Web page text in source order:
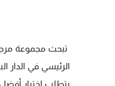
تبحث مجموعة
الرئيسي في الدار
يتطلب اختيار